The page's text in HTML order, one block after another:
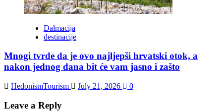
Dalmacija
destinacije
Mnogi tvrde da je ovo najljepši hrvatski otok, a
nakon jednog dana bit će vam jasno i zašto
HedonismTourism July 21, 2026 0
Leave a Reply